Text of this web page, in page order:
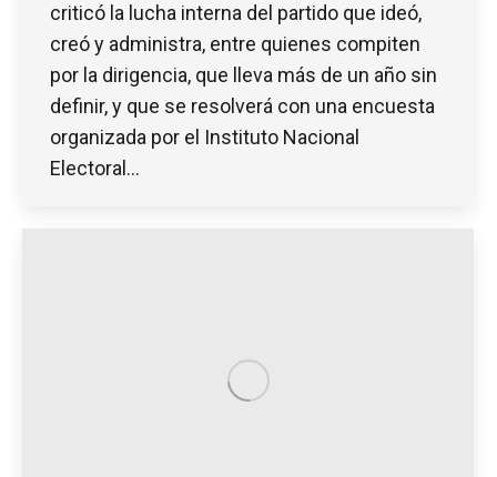
criticó la lucha interna del partido que ideó,
creó y administra, entre quienes compiten
por la dirigencia, que lleva más de un año sin
definir, y que se resolverá con una encuesta
organizada por el Instituto Nacional
Electoral…